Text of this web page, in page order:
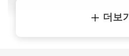
더보기